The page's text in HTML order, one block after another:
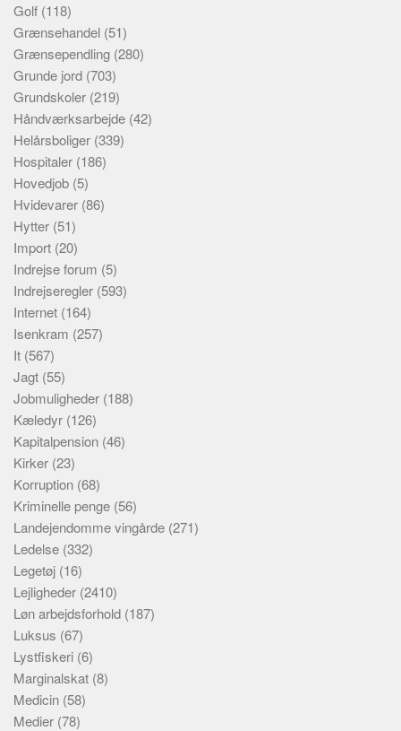
Golf (118)
Grænsehandel (51)
Grænsependling (280)
Grunde jord (703)
Grundskoler (219)
Håndværksarbejde (42)
Helårsboliger (339)
Hospitaler (186)
Hovedjob (5)
Hvidevarer (86)
Hytter (51)
Import (20)
Indrejse forum (5)
Indrejseregler (593)
Internet (164)
Isenkram (257)
It (567)
Jagt (55)
Jobmuligheder (188)
Kæledyr (126)
Kapitalpension (46)
Kirker (23)
Korruption (68)
Kriminelle penge (56)
Landejendomme vingårde (271)
Ledelse (332)
Legetøj (16)
Lejligheder (2410)
Løn arbejdsforhold (187)
Luksus (67)
Lystfiskeri (6)
Marginalskat (8)
Medicin (58)
Medier (78)